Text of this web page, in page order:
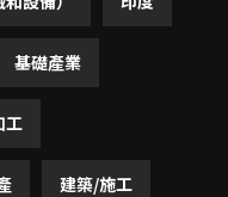
基礎產業
工
建築/施工